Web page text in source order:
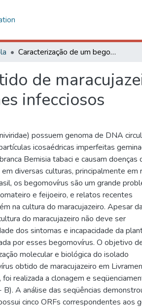
Caracterização de um begomovírus obtido de maracujazeiro (Passiflora edulis f. flavicarpa) e produção de clones infecciosos
de
infecciosos
possuem genoma de DNA
icosaédricas imperfeitas
Bemisia tabaci e causam doenças
diversas culturas, principalmente em
os begomovírus são um grande
e feijoeiro, e relatos recentes
na cultura do maracujazeiro. Apesar
do maracujazeiro não deve ser
dos sintomas e incapacidade da
por esses begomovírus. O objetivo
molecular e biológica do isolado
obtido de maracujazeiro em
realizada a clonagem e
A análise das seqüências
cinco ORFs correspondentes aos